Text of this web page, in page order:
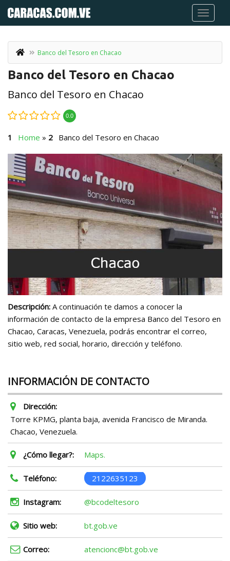
Banco del Tesoro en Chacao
Banco del Tesoro en Chacao
Banco del Tesoro en Chacao
0.0
Home » Banco del Tesoro en Chacao
Descripción: A continuación te damos a conocer la
información de contacto de la empresa Banco del Tesoro en
Chacao, Caracas, Venezuela, podrás encontrar el correo,
sitio web, red social, horario, dirección y teléfono.
INFORMACIÓN DE CONTACTO
Dirección:
Torre KPMG, planta baja, avenida Francisco de Miranda.
Chacao, Venezuela.
¿Cómo llegar?: Maps.
Teléfono: 2122635123
Instagram: @bcodeltesoro
Sitio web: bt.gob.ve
Correo: atencionc@bt.gob.ve